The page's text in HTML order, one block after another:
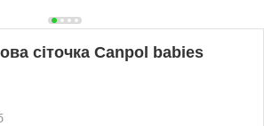
сіточка Canpol babies